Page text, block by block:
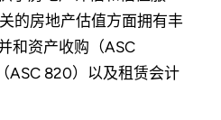
的房地产估值方面拥有丰
和资产收购（ASC
ASC 820）以及租赁会计